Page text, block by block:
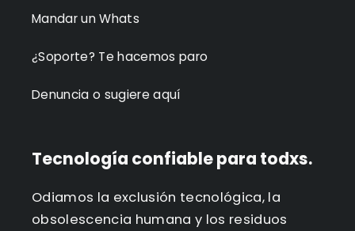
Mandar un Whats
¿Soporte? Te hacemos paro
Denuncia o sugiere aquí
Tecnología confiable para todxs.
Odiamos la exclusión tecnológica, la
obsolescencia humana y los residuos